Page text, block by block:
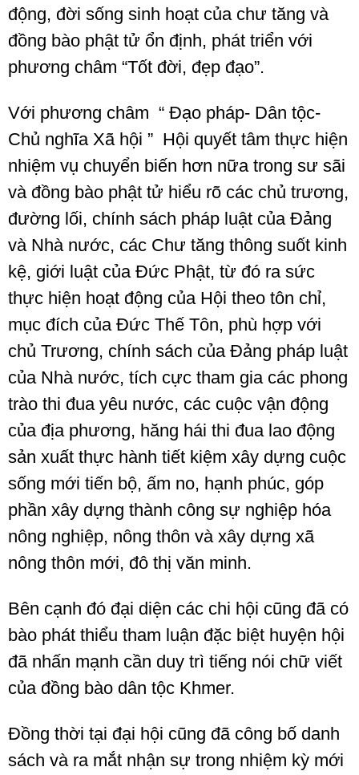
động, đời sống sinh hoạt của chư tăng và
đồng bào phật tử ổn định, phát triển với
phương châm “Tốt đời, đẹp đạo”.
Với phương châm “ Đạo pháp- Dân tộc-
Chủ nghĩa Xã hội ” Hội quyết tâm thực hiện
nhiệm vụ chuyển biến hơn nữa trong sư sãi
và đồng bào phật tử hiểu rõ các chủ trương,
đường lối, chính sách pháp luật của Đảng
và Nhà nước, các Chư tăng thông suốt kinh
kệ, giới luật của Đức Phật, từ đó ra sức
thực hiện hoạt động của Hội theo tôn chỉ,
mục đích của Đức Thế Tôn, phù hợp với
chủ Trương, chính sách của Đảng pháp luật
của Nhà nước, tích cực tham gia các phong
trào thi đua yêu nước, các cuộc vận động
của địa phương, hăng hái thi đua lao động
sản xuất thực hành tiết kiệm xây dựng cuộc
sống mới tiến bộ, ấm no, hạnh phúc, góp
phần xây dựng thành công sự nghiệp hóa
nông nghiệp, nông thôn và xây dựng xã
nông thôn mới, đô thị văn minh.
Bên cạnh đó đại diện các chi hội cũng đã có
bào phát thiểu tham luận đặc biệt huyện hội
đã nhấn mạnh cần duy trì tiếng nói chữ viết
của đồng bào dân tộc Khmer.
Đồng thời tại đại hội cũng đã công bố danh
sách và ra mắt nhận sự trong nhiệm kỳ mới